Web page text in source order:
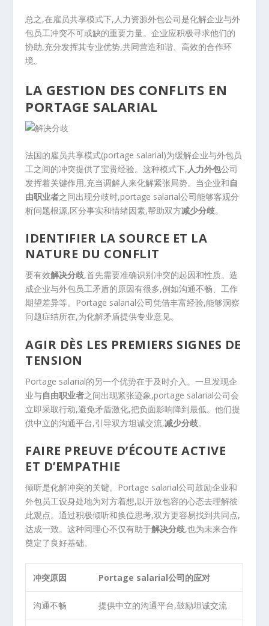
总之,在雇员共享模式下,人力资源外包公司是化解企业与外
包员工冲突不可或缺的重要力量。企业应积极寻求他们的
协助,充分发挥其专业优势,共同营造和谐、高效的合作环
境。
LA GESTION DES CONFLITS EN
PORTAGE SALARIAL
法国的雇员共享模式(portage salarial)为缓解企业与外包员
工之间的冲突提供了宝贵经验。这种模式下,人力外包公司
发挥着关键作用,充当调解人来化解紧张局势。当企业和自
由职业者之间出现分歧时,portage salarial公司能够客观分
析问题根源,区分事实和情绪因素,帮助双方减少分歧。
IDENTIFIER LA SOURCE ET LA
NATURE DU CONFLIT
要有效解决分歧,首先需要准确识别冲突的起因和性质。造
成企业与外包员工矛盾的原因有很多,例如沟通不畅、工作
期望差异等。Portage salarial公司凭借丰富经验,能够洞察
问题症结所在,为化解矛盾提供专业意见。
AGIR DÈS LES PREMIERS SIGNES DE
TENSION
Portage salarial的另一个优势在于及时介入。一旦发现企
业与自由职业者之间出现紧张迹象,portage salarial公司会
立即采取行动,避免矛盾激化,把负面影响降到最低。他们提
供中立的沟通平台,引导双方坦诚交流,减少分歧。
FAIRE PREUVE D’ÉCOUTE ACTIVE
ET D’EMPATHIE
倾听是化解冲突的关键。Portage salarial公司鼓励企业和
外包员工设身处地为对方着想,以开放包容的心态去理解彼
此观点。通过积极倾听和换位思考,双方更容易找到共同点,
达成一致。这种同理心不仅有助于解决分歧,也为未来合作
奠定了良好基础。
冲突原因 Portage salarial公司的应对
沟通不畅 提供中立的沟通平台,鼓励坦诚交流